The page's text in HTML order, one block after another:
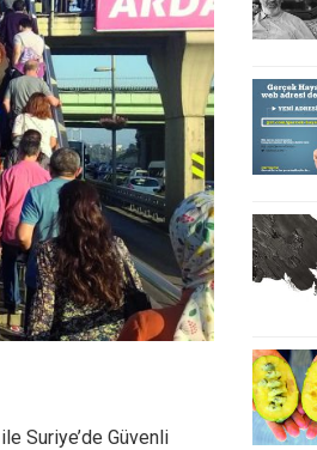
Suriye’de Güvenli